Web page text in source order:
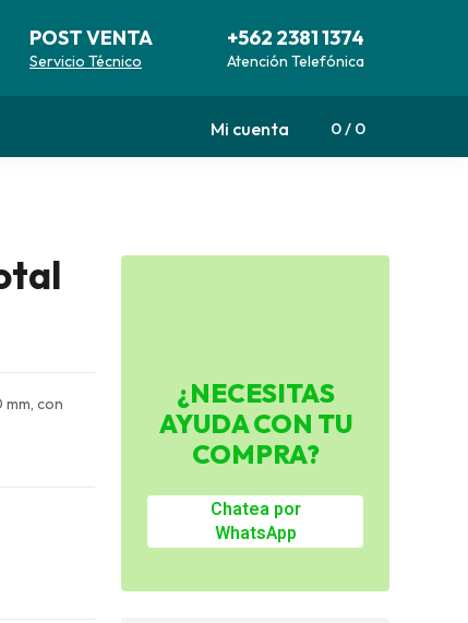
POST VENTA
Servicio Técnico
+562 2381 1374
Atención Telefónica
0 0
Mi cuenta
con
¿NECESITAS
AYUDA CON TU
COMPRA?
Chatea por
WhatsApp